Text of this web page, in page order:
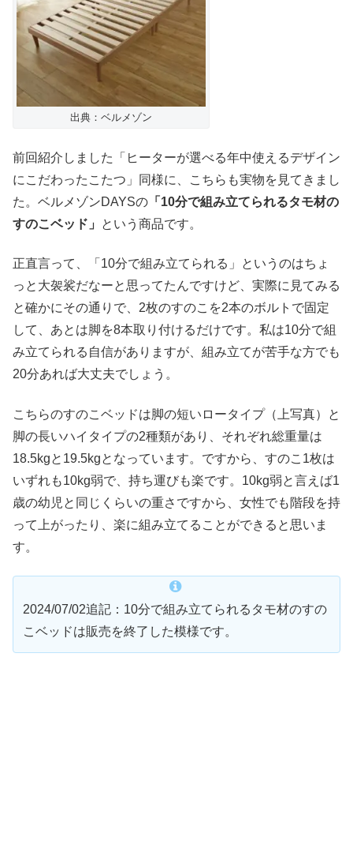
出典：ベルメゾン
前回紹介しました「ヒーターが選べる年中使えるデザイン
にこだわったこたつ」同様に、こちらも実物を見てきまし
た。ベルメゾンDAYSの 「10分で組み立てられるタモ材の
すのこベッド」
という商品です。
正直言って、「10分で組み立てられる」というのはちょ
っと大袈裟だなーと思ってたんですけど、実際に見てみる
と確かにその通りで、2枚のすのこを2本のボルトで固定
して、あとは脚を8本取り付けるだけです。私は10分で組
み立てられる自信がありますが、組み立てが苦手な方でも
20分あれば大丈夫でしょう。
こちらのすのこベッドは脚の短いロータイプ（上写真）と
脚の長いハイタイプの2種類があり、それぞれ総重量は
18.5kgと19.5kgとなっています。ですから、すのこ1枚は
いずれも10kg弱で、持ち運びも楽です。10kg弱と言えば1
歳の幼児と同じくらいの重さですから、女性でも階段を持
って上がったり、楽に組み立てることができると思いま
す。
2024/07/02追記：10分で組み立てられるタモ材のすの
こベッドは販売を終了した模様です。